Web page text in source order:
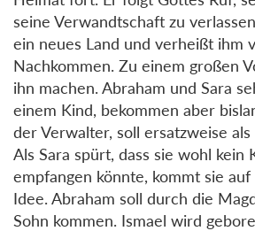
seine Verwandtschaft zu
ein neues Land und verheißt ihm
Nachkommen. Zu einem großen
ihn machen. Abraham und Sara
einem Kind, bekommen aber
der Verwalter, soll ersatzweise
Als Sara spürt, dass sie wohl kein
empfangen könnte, kommt sie
Idee. Abraham soll durch die
Sohn kommen. Ismael wird